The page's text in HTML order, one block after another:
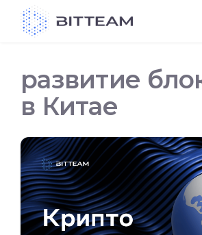
развитие
в Китае